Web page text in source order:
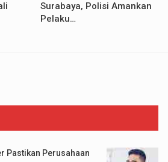
Surabaya, Polisi Amankan
Pelaku…
Pastikan Perusahaan